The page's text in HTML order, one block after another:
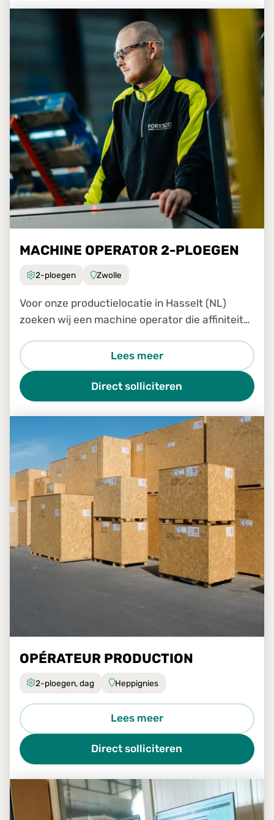
MACHINE OPERATOR 2-PLOEGEN
2-ploegen Zwolle
Voor onze productielocatie in Hasselt (NL)
zoeken wij een machine operator die affiniteit
inzicht.
Lees meer
Direct solliciteren
OPÉRATEUR PRODUCTION
2-ploegen, dag Heppignies
Lees meer
Direct solliciteren